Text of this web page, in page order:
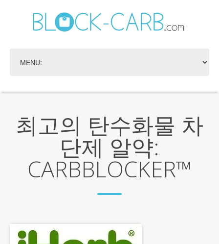
최고의 탄수화물 차
단제 알약:
CARBBLOCKER™